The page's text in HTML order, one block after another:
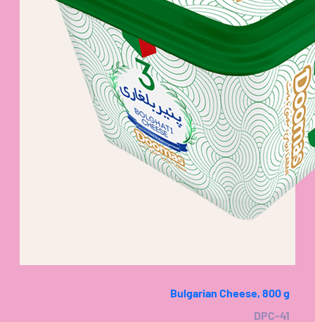
Bulgarian Cheese, 800 g
DPC-41